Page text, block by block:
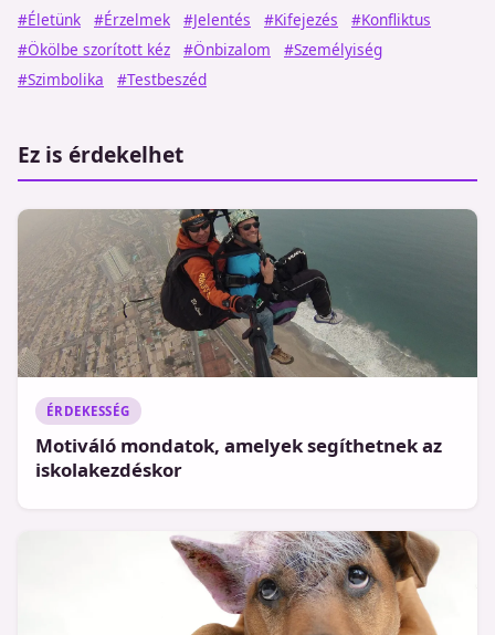
#Életünk #Érzelmek #Jelentés #Kifejezés
#Konfliktus
#Ökölbe szorított kéz
#Önbizalom
#Személyiség
#Szimbolika
#Testbeszéd
Ez is érdekelhet
ÉRDEKESSÉG
Motiváló mondatok, amelyek segíthetnek az
iskolakezdéskor